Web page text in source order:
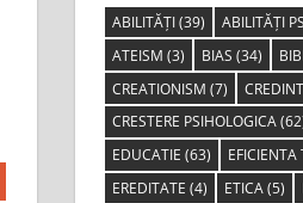
ABILITĂȚI(39) ABILITĂȚI
ATEISM (3) BIAS (34)
CREATIONISM (7)
CRESTERE PSIHOLOGICA
EDUCATIE (63) EFICIENTA
EREDITATE (4) ETICA(5)